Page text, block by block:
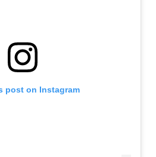
post on Instagram